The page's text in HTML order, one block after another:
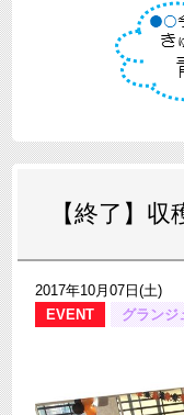
【終了】
2017年10月07日(土)
EVENT
グランジ